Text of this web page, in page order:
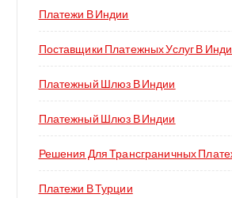
Платежи В Индии
Поставщики Платежных Услуг В
Платежный Шлюз В Индии
Платежный Шлюз В Индии
Решения Для Трансграничных
Платежи В Турции